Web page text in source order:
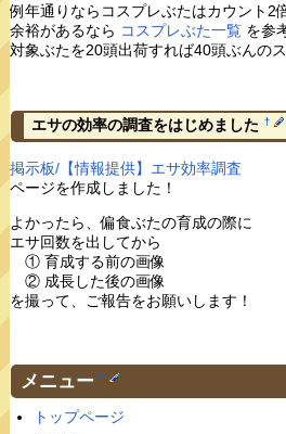
例年通りならコスプレぶたはカウント2
余裕があるなら コスプレぶた一覧を参
対象ぶたを20頭出荷すれば40頭ぶんの
エサの効率の調査をはじめました †
掲示板/【情報提供】エサ効率調査
ページを作成しました！
よかったら、偏食ぶたの育成の際に
エサ回数を出してから
① 育成する前の画像
② 成長した後の画像
を撮って、ご報告をお願いします！
メニュー †
トップページ